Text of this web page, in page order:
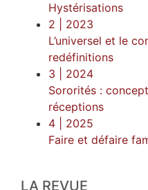
Hystérisations
2 | 2023
L’universel et le
redéfinitions
3 | 2024
Sororités :
réceptions
4 | 2025
Faire et défaire
LA REVUE